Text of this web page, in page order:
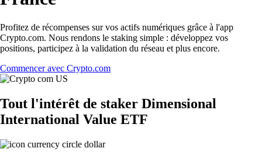
Profitez de récompenses sur vos actifs numériques grâce à l'app
Crypto.com. Nous rendons le staking simple : développez vos
positions, participez à la validation du réseau et plus encore.
Commencer avec Crypto.com
Tout l'intérêt de staker Dimensional
International Value ETF